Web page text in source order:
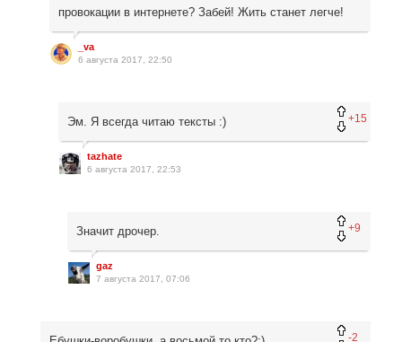
провокации в интернете? Забей! Жить станет легче!
_va
6 августа 2017, 22:50
+15
Эм. Я всегда читаю тексты :)
tazhate
6 августа 2017, 22:53
+9
Значит дрочер.
gaz
7 августа 2017, 07:06
-2